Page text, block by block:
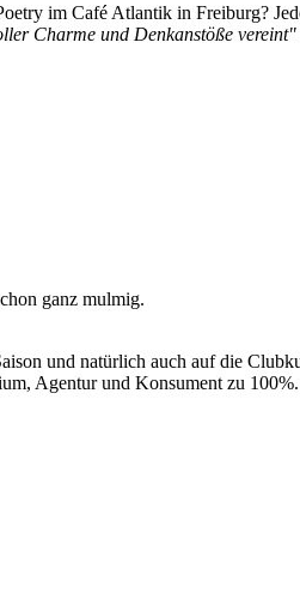
im Café Atlantik in Freiburg?
Charme und Denkanstöße vereint"
ganz mulmig.
und natürlich auch auf die
Agentur und Konsument zu 100%.